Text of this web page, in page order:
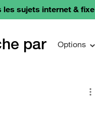
les sujets internet & fixe
par
Options